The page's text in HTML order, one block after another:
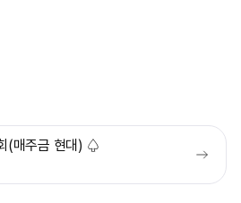
(매주금 현대) ♤